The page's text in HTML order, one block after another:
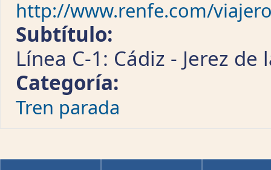
http://www.renfe.com/
Subtítulo:
Línea C-1: Cádiz - Jerez de
Categoría:
Tren parada